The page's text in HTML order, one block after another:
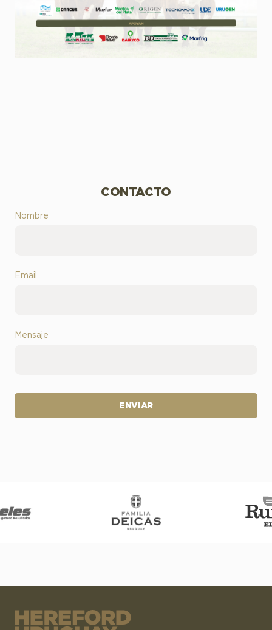
CONTACTO
Nombre
Email
Mensaje
ENVIAR